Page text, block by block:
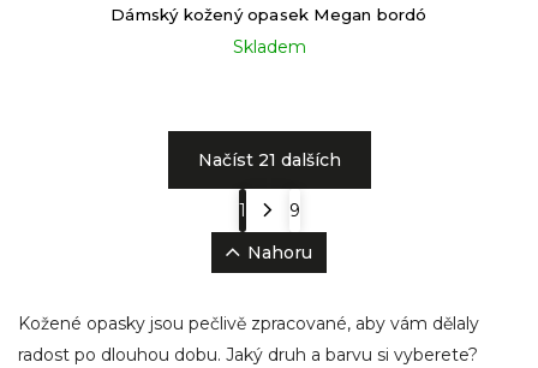
Dámský kožený opasek Megan bordó
Skladem
Načíst 21 dalších
1
9
Nahoru
Kožené opasky jsou pečlivě zpracované, aby vám dělaly
radost po dlouhou dobu. Jaký druh a barvu si vyberete?